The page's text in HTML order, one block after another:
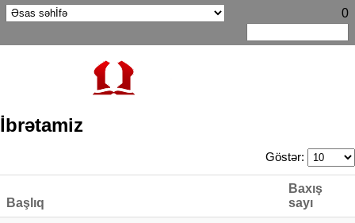
0
İbrətamiz
Göstər:
Başlıq
Baxış
sayı